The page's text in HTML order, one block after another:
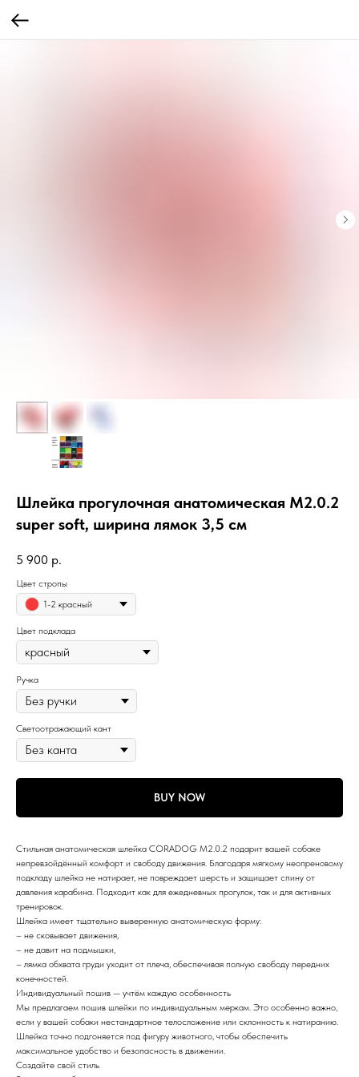
Шлейка прогулочная анатомическая M2.0.2
super soft, ширина лямок 3,5 см
5 900 р.
Цвет стропы
1-2 красный
Цвет подклада
Ручка
Светоотражающий кант
BUY NOW
Стильная анатомическая шлейка CORADOG M2.0.2 подарит вашей собаке
непревзойдённый комфорт и свободу движения. Благодаря мягкому неопреновому
подкладу шлейка не натирает, не повреждает шерсть и защищает спину от
давления карабина. Подходит как для ежедневных прогулок, так и для активных
тренировок.
Шлейка имеет тщательно выверенную анатомическую форму:
– не сковывает движения,
– не давит на подмышки,
– лямка обхвата груди уходит от плеча, обеспечивая полную свободу передних
конечностей.
Индивидуальный пошив — учтём каждую особенность
Мы предлагаем пошив шлейки по индивидуальным меркам. Это особенно важно,
если у вашей собаки нестандартное телосложение или склонность к натиранию.
Шлейка точно подгоняется под фигуру животного, чтобы обеспечить
максимальное удобство и безопасность в движении.
Создайте свой стиль